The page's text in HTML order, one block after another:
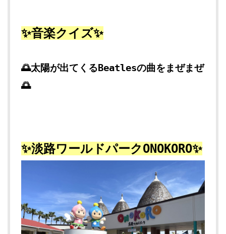
✨音楽クイズ✨
🌅太陽が出てくるBeatlesの曲をまぜまぜ
🌅
✨淡路ワールドパークONOKORO✨